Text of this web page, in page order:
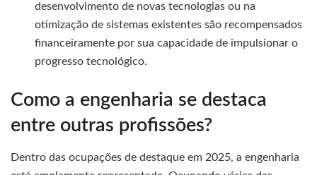
desenvolvimento de novas tecnologias ou na
otimização de sistemas existentes são recompensados
financeiramente por sua capacidade de impulsionar o
progresso tecnológico.
Como a engenharia se destaca
entre outras profissões?
Dentro das ocupações de destaque em 2025, a engenharia